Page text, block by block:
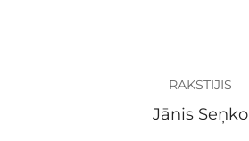
RAKSTĪJIS
Jānis Seņko